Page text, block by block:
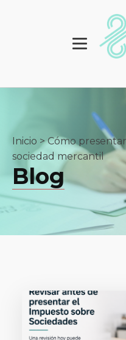
Inicio >Cómo
sociedad mercantil
Blog